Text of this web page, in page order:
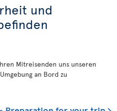
und
Mitreisenden uns unseren
an Bord zu